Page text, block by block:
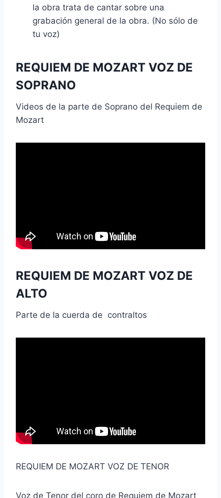
la obra trata de cantar sobre una
grabación general de la obra. (No sólo de
tu voz)
REQUIEM DE MOZART VOZ DE
SOPRANO
Videos de la parte de Soprano del Requiem de
Mozart
REQUIEM DE MOZART VOZ DE
ALTO
Parte de la cuerda de contraltos
REQUIEM DE MOZART VOZ DE TENOR
Voz de Tenor del coro de Requiem de Mozart